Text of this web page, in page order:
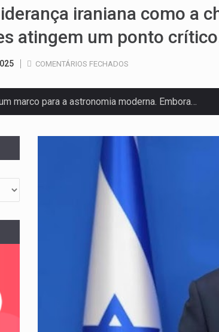
iraniana como a
atingem um ponto
COMENTÁRIOS FECHADOS
marco para a astronomia moderna. Embora…
envolveu a residência de Sam…
província de Ituri, tornou-se…
de um dos processos mais…
está prevista entre abril de 2026…
um prazo de 180 dias para…
norte-americano confirmou que cidadãos dos